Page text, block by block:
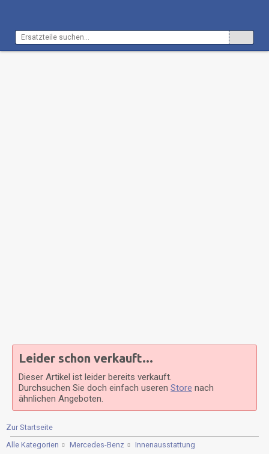
Leider schon verkauft...
Dieser Artikel ist leider bereits verkauft.
Durchsuchen Sie doch einfach useren Store nach
ähnlichen Angeboten.
Zur Startseite
Alle Kategorien
Mercedes-Benz Innenausstattung